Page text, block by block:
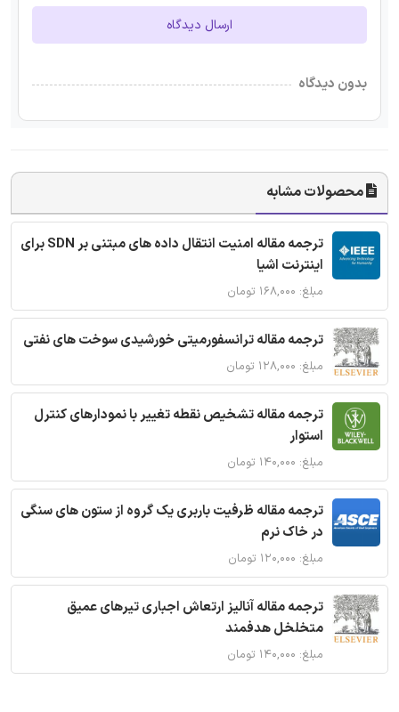
ارسال دیدگاه
بدون دیدگاه
محصولات مشابه
ترجمه مقاله امنیت انتقال داده های مبتنی بر SDN برای
اینترنت اشیا
مبلغ: ۱۶۸,۰۰۰ تومان
ترجمه مقاله ترانسفورمیتی خورشیدی سوخت های نفتی
مبلغ: ۱۲۸,۰۰۰ تومان
ترجمه مقاله تشخیص نقطه تغییر با نمودارهای کنترل
استوار
مبلغ: ۱۴۰,۰۰۰ تومان
ترجمه مقاله ظرفیت باربری یک گروه از ستون های سنگی
در خاک نرم
مبلغ: ۱۲۰,۰۰۰ تومان
ترجمه مقاله آنالیز ارتعاش اجباری تیرهای عمیق
متخلخل هدفمند
مبلغ: ۱۴۰,۰۰۰ تومان